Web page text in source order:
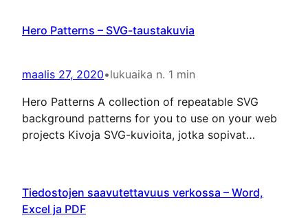
Hero Patterns – SVG-taustakuvia
maalis 27, 2020•lukuaika n. 1 min
Hero Patterns A collection of repeatable SVG
background patterns for you to use on your web
projects Kivoja SVG-kuvioita, jotka sopivat
Tiedostojen saavutettavuus verkossa – Word,
Excel ja PDF